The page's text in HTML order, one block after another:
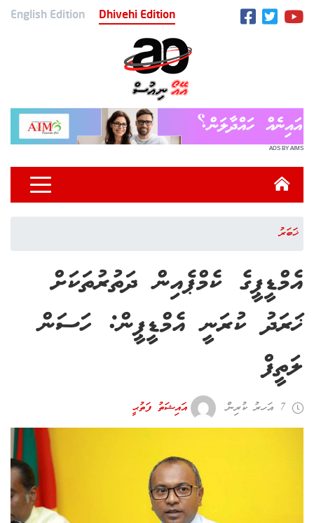
English Edition Dhivehi Edition
ADS BY AIMS
ޚަބަރު
އެމްޑީޕީގެ ކެމްޕެއިން ދަތުރުތަކަށް
ޚަރަދު ކުރަނީ އެމްޑީޕީން: ހަސަން
ލަތީފް
7 އަހރު ކުރިން އައިޝަތު ފަތުޙީ